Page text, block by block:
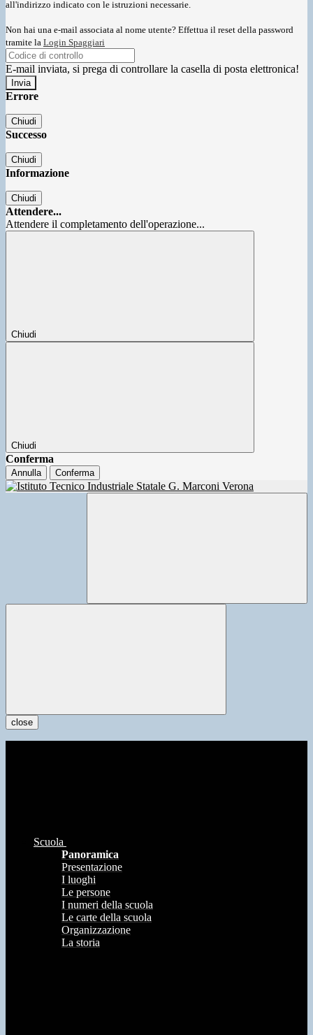
all'indirizzo indicato con le istruzioni necessarie.
Non hai una e-mail associata al nome utente? Effettua il reset della password
tramite la Login Spaggiari
E-mail inviata, si prega di controllare la casella di posta elettronica!
Errore
Chiudi
Successo
Chiudi
Informazione
Chiudi
Attendere...
Attendere il completamento dell'operazione...
Chiudi
Chiudi
Conferma
Annulla Conferma
close
Scuola
Panoramica
Presentazione
I luoghi
Le persone
I numeri della scuola
Le carte della scuola
Organizzazione
La storia